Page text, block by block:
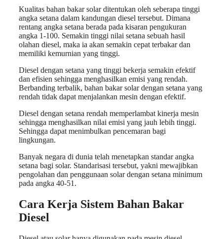
Kualitas bahan bakar solar ditentukan oleh seberapa tinggi
angka setana dalam kandungan diesel tersebut. Dimana
rentang angka setana berada pada kisaran pengukuran
angka 1-100. Semakin tinggi nilai setana sebuah hasil
olahan diesel, maka ia akan semakin cepat terbakar dan
memiliki kemurnian yang tinggi.
Diesel dengan setana yang tinggi bekerja semakin efektif
dan efisien sehingga menghasilkan emisi yang rendah.
Berbanding terbalik, bahan bakar solar dengan setana yang
rendah tidak dapat menjalankan mesin dengan efektif.
Diesel dengan setana rendah memperlambat kinerja mesin
sehingga menghasilkan nilai emisi yang jauh lebih tinggi.
Sehingga dapat menimbulkan pencemaran bagi
lingkungan.
Banyak negara di dunia telah menetapkan standar angka
setana bagi solar. Standarisasi tersebut, yakni mewajibkan
pengolahan dan penggunaan solar dengan setana minimum
pada angka 40-51.
Cara Kerja Sistem Bahan Bakar
Diesel